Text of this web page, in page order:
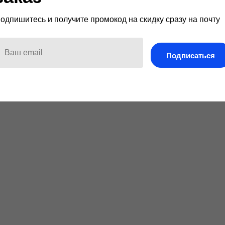
и получите промокод на скидку сразу на почту
Подписаться
6000 р.